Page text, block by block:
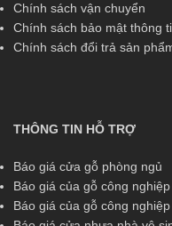
Chính sách vận chuyển
Chính sách bảo mật thông
Chính sách đổi trả sản
THÔNG TIN HỖ TRỢ
Báo giá cửa gỗ phòng ngủ
Báo giá của gỗ công
Báo giá của gỗ công